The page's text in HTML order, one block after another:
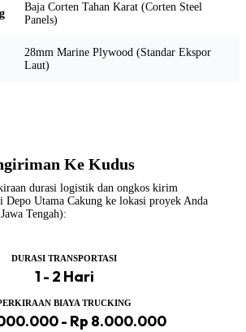
Baja Corten Tahan Karat (Corten Steel
Panels)
28mm Marine Plywood (Standar Ekspor
Laut)
Ke Kudus
durasi logistik dan ongkos kirim
Utama Cakung ke lokasi proyek Anda
Tengah):
DURASI TRANSPORTASI
1 - 2 Hari
BIAYA TRUCKING
- Rp 8.000.000